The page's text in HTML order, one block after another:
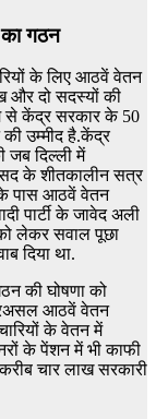
गठन
के लिए आठवें वेतन
और दो सदस्यों की
से केंद्र सरकार के 50
उम्मीद है.केंद्र
दिल्ली में
के शीतकालीन सत्र
के पास आठवें वेतन
पार्टी के जावेद अली
लेकर सवाल पूछा
दिया था.
की घोषणा को
आठवें वेतन
के वेतन में
के पेंशन में भी काफी
चार लाख सरकारी